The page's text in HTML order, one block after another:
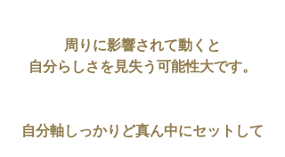
周りに影響されて動くと
自分らしさを見失う可能性大です。
自分軸しっかりど真ん中にセットして